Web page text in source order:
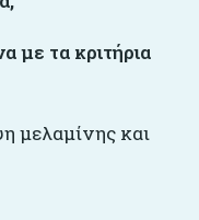
με τα κριτήρια
μελαμίνης και